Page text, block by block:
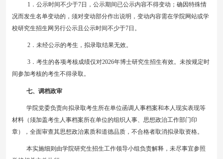
1．公示时间不少于7日，公示期间已公示内容不得变动；确因特殊情
况而发生名单变动的，须对变动部分作出说明，变动内容需在学院网站或学
校研究生招生网另行公示 且公示时间不少于7日。
2．未经公示的考生，拟录取结果无效。
3．考生的各项考核成绩仅对2026年博士研究生招生有效。未按规定时
间参加考核的考生不得录取。
七、调档政审
学院党委负责向拟录取考生所在单位函调人事档案和本人现实表现等
材料（须加盖考生人事档案所在单位的组织人事、思想政治工作部门印
章），全面审查其思想政治素质和道德品质，不合格者取消拟录取资格。
本实施细则由学院研究生招生工作领导小组负责解释，未尽事宜参照